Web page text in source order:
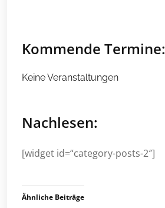
Kommende Termine:
Keine Veranstaltungen
Nachlesen:
[widget id=“category-posts-2″]
Ähnliche Beiträge